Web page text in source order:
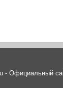
- Официальный